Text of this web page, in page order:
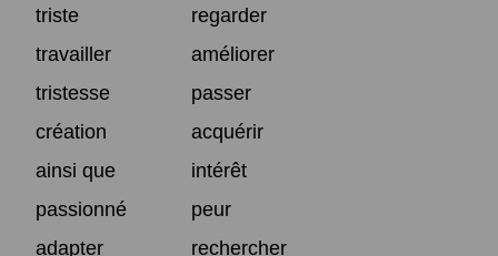
triste
regarder
travailler
améliorer
tristesse
passer
création
acquérir
ainsi que
intérêt
passionné
peur
adapter
rechercher